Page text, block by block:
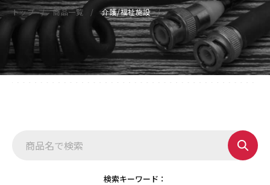
トップ 商品一覧 介護/福祉施設
検索キーワード：